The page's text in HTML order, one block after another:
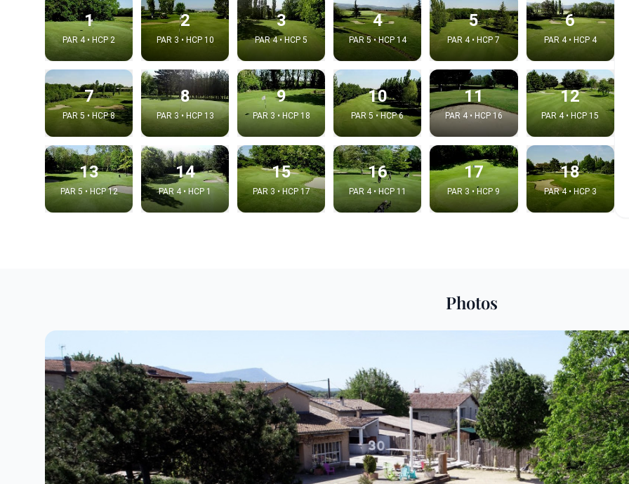
1
PAR 4 • HCP 2
2
PAR 3 • HCP 10
3
PAR 4 • HCP 5
4
PAR 5 • HCP 14
5
PAR 4 • HCP 7
6
PAR 4 • HCP 4
7
PAR 5 • HCP 8
8
PAR 3 • HCP 13
9
PAR 3 • HCP 18
10
PAR 5 • HCP 6
11
PAR 4 • HCP 16
12
PAR 4 • HCP 15
13
PAR 5 • HCP 12
14
PAR 4 • HCP 1
15
PAR 3 • HCP 17
16
PAR 4 • HCP 11
17
PAR 3 • HCP 9
18
PAR 4 • HCP 3
Photos
Integrate video
Video choice: